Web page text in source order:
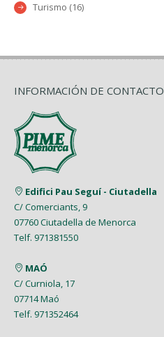
Turismo (16)
INFORMACIÓN DE CONTACTO
Edifici Pau Seguí - Ciutadella
C/ Comerciants, 9
07760 Ciutadella de Menorca
Telf. 971381550
MAÓ
C/ Curniola, 17
07714 Maó
Telf. 971352464